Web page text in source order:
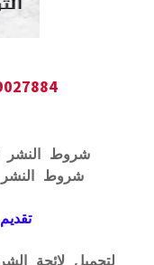
شروط
شروط